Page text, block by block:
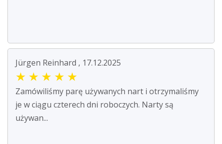
Jürgen Reinhard , 17.12.2025
★ ★ ★ ★ ★
Zamówiliśmy parę używanych nart i otrzymaliśmy
je w ciągu czterech dni roboczych. Narty są
używan...